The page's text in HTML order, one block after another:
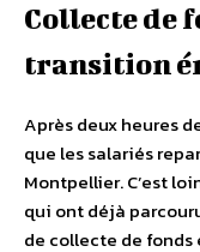
Collecte de
transition
Après deux heures
que les salariés
Montpellier. C’est
qui ont déjà
de collecte de